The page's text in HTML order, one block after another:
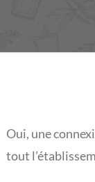
Oui, une
tout